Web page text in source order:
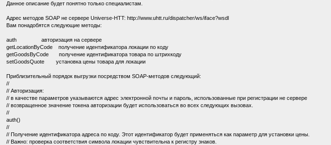
Данное описание будет понятно только специалистам.
Адрес методов SOAP не сервере Universe-HTT: http://www.uhtt.ru/dispatcher/ws/iface?wsdl
Вам понадобятся следующие методы:
auth авторизация на сервере
getLocationByCode получение идентификатора локации по коду
getGoodsByCode получение идентификатора товара по штрихкоду
setGoodsQuote установка цены товара для локации
Приблизительный порядок выгрузки посредством SOAP-методов следующий:
//
// Авторизация:
// в качестве параметров указываются адрес электронной почты и пароль, использованные при регистрации не сервере
// возвращенное значение токена авторизации будет использоваться во всех следующих вызовах.
//
auth()
//
// Получение идентификатора адреса по коду. Этот идентификатор будет применяться как параметр для установки цены.
// Важно: проверка соответствия символа локации чувствительна к регистру знаков.